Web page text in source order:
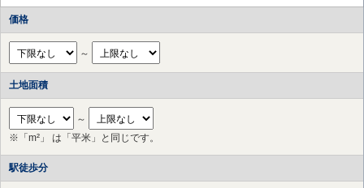
価格
～
土地面積
～
※「m²」 は「平米」と同じです。
駅徒歩分